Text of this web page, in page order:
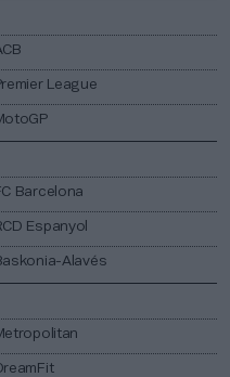
League
otoGP​
Barcelona
Espanyol
​-Alavés